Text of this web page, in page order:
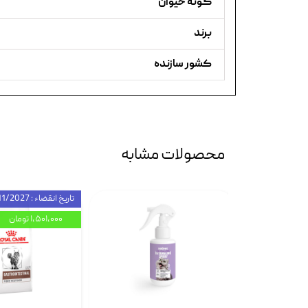
برند
کشور سازنده
محصولات مشابه
تاریخ انقضاء : 11/2027
۱,۵۰۱,۰۰۰ تومان